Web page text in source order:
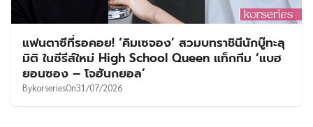
แฟนตาซีที่รอคอย! ‘คิมเซจอง’ สวมบทราชินีนักบู๊ทะลุ
มิติ ในซีรีส์ใหม่ High School Queen แท็กทีม ‘แบฮ
ยอนซอง – โจฮันกยอล’
BykorseriesOn31/07/2026